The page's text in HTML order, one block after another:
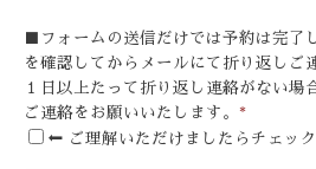
■フォームの送信だけでは予約は完了
を確認してからメールにて折り返しご
１日以上たって折り返し連絡がない場
ご連絡をお願いいたします。 *
⬅ ご理解いただけましたらチェック